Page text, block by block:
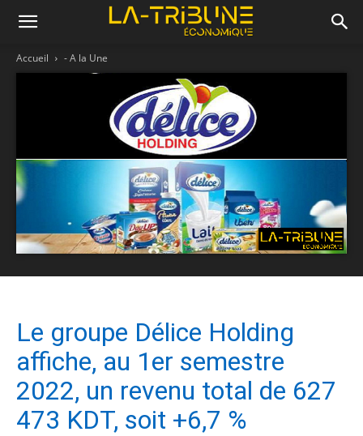
Accueil - A la Une
Le groupe Délice Holding
affiche, au 1er semestre
2022, un revenu total de 627
473 KDT, soit +6,7 %